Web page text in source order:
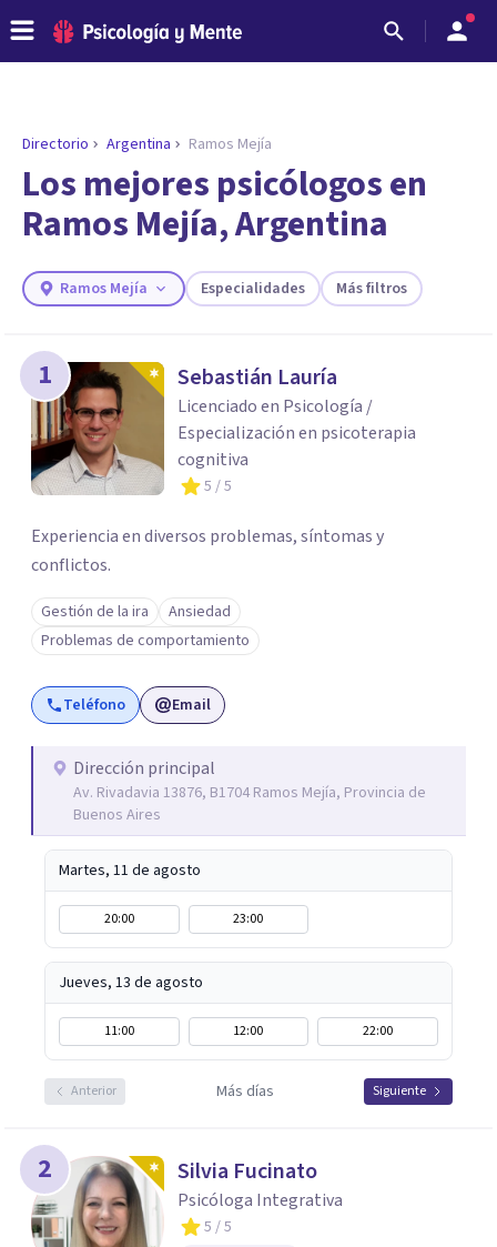
ENCONTRAR MI TERAPEUTA
¿Necesitas ayuda para encontrar el
psicólogo adecuado?
Responde a unas breves preguntas y te ofreceremos
necesidades.
Directorio Argentina Ramos Mejía
Los mejores psicólogos en
Ramos Mejía, Argentina
Ramos Mejía Especialidades Más filtros
1 Sebastián Lauría
Licenciado en Psicología /
Especialización en psicoterapia
cognitiva
5 / 5
Experiencia en diversos problemas, síntomas y
conflictos.
Gestión de la ira
Ansiedad
Problemas de comportamiento
Teléfono Email
Dirección principal
Av. Rivadavia 13876, B1704 Ramos Mejía, Provincia de
Buenos Aires
Martes, 11 de agosto
20:00 23:00
Jueves, 13 de agosto
11:00 12:00 22:00
Anterior Más días Siguiente
2 Silvia Fucinato
Psicóloga Integrativa
5 / 5